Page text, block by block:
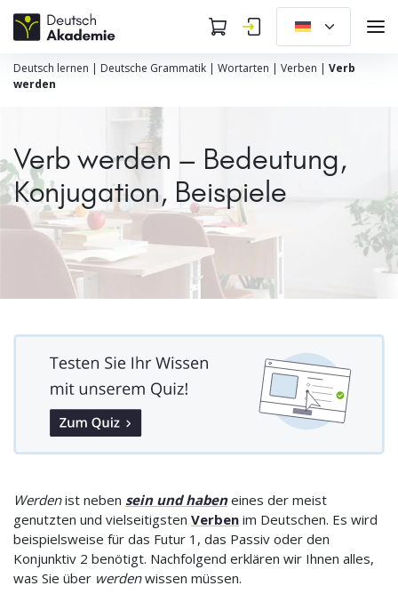
Deutsch lernen | Deutsche Grammatik | Wortarten | Verben | Verb
werden
Verb werden – Bedeutung,
Konjugation, Beispiele
Werdenist neben sein und habeneines der meist
genutzten und vielseitigsten Verben im Deutschen. Es wird
beispielsweise für das Futur 1, das Passiv oder den
Konjunktiv 2 benötigt. Nachfolgend erklären wir Ihnen alles,
was Sie über werdenwissen müssen.